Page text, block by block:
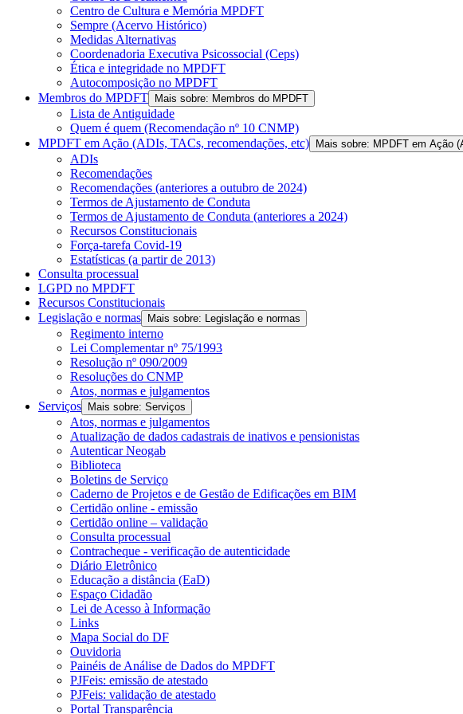
Centro de Cultura e Memória MPDFT
Sempre (Acervo Histórico)
Medidas Alternativas
Coordenadoria Executiva Psicossocial (Ceps)
Ética e integridade no MPDFT
Autocomposição no MPDFT
Membros do MPDFT
Mais sobre: Membros do MPDFT
Lista de Antiguidade
Quem é quem (Recomendação nº 10 CNMP)
MPDFT em Ação (ADIs, TACs, recomendações, etc)
Mais sobre: MPDFT em Ação
ADIs
Recomendações
Recomendações (anteriores a outubro de 2024)
Termos de Ajustamento de Conduta
Termos de Ajustamento de Conduta (anteriores a 2024)
Recursos Constitucionais
Força-tarefa Covid-19
Estatísticas (a partir de 2013)
Consulta processual
LGPD no MPDFT
Recursos Constitucionais
Legislação e normas
Mais sobre: Legislação e normas
Regimento interno
Lei Complementar nº 75/1993
Resolução nº 090/2009
Resoluções do CNMP
Atos, normas e julgamentos
Serviços
Mais sobre: Serviços
Atos, normas e julgamentos
Atualização de dados cadastrais de inativos e pensionistas
Autenticar Neogab
Biblioteca
Boletins de Serviço
Caderno de Projetos e de Gestão de Edificações em BIM
Certidão online - emissão
Certidão online – validação
Consulta processual
Contracheque - verificação de autenticidade
Diário Eletrônico
Educação a distância (EaD)
Espaço Cidadão
Lei de Acesso à Informação
Links
Mapa Social do DF
Ouvidoria
Painéis de Análise de Dados do MPDFT
PJFeis: emissão de atestado
PJFeis: validação de atestado
Portal Transparência